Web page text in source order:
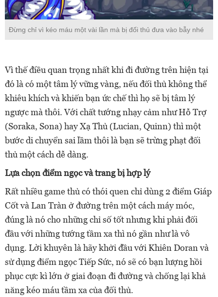
Đừng chỉ vì kéo máu một vài lần mà bị đối thủ đưa vào bẫy nhé
Vì thế điều quan trọng nhất khi đi đường trên hiện tại
đó là có một tâm lý vững vàng, nếu đối thủ không thể
khiêu khích và khiến bạn ức chế thì họ sẽ bị tâm lý
ngược mà thôi. Với chất tướng nhạy cảm như Hỗ Trợ
(Soraka, Sona) hay Xạ Thủ (Lucian, Quinn) thì một
bước di chuyển sai lầm thôi là bạn sẽ trừng phạt đối
thủ một cách dễ dàng.
Lựa chọn điểm ngọc và trang bị hợp lý
Rất nhiều game thủ có thói quen chỉ dùng 2 điểm Giáp
Cốt và Lan Tràn ở đường trên một cách máy móc,
đúng là nó cho những chỉ số tốt nhưng khi phải đối
đầu với những tướng tầm xa thì nó gần như là vô
dụng. Lời khuyên là hãy khởi đầu với Khiên Doran và
sử dụng điểm ngọc Tiếp Sức, nó sẽ có bạn lượng hồi
phục cực kì lớn ở giai đoạn đi đường và chống lại khả
năng kéo máu tầm xa của đối thủ.